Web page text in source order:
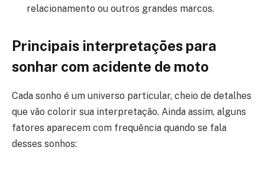
relacionamento ou outros grandes marcos.
Principais interpretações para
sonhar com acidente de moto
Cada sonho é um universo particular, cheio de detalhes
que vão colorir sua interpretação. Ainda assim, alguns
fatores aparecem com frequência quando se fala
desses sonhos: